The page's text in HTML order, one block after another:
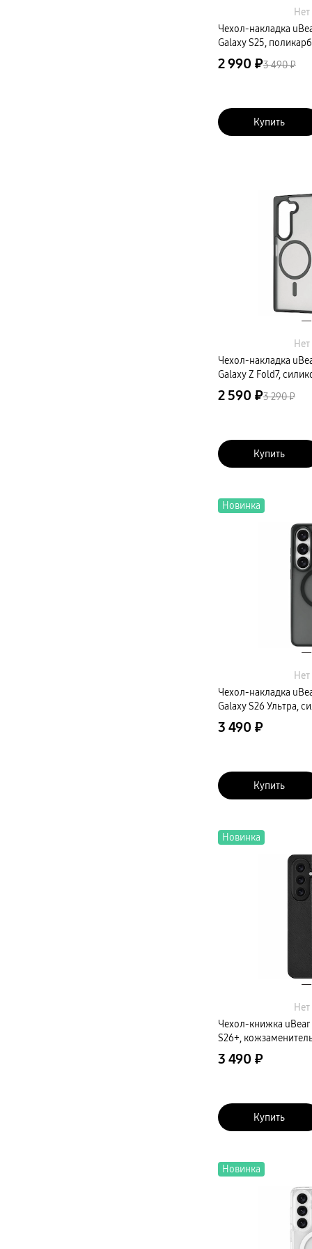
Чехол-накладка
Galaxy S25,
2 990 ₽3 490 ₽
Купить
Чехол-накладка
Galaxy Z Fold7,
2 590 ₽3 290 ₽
Купить
Новинка
Чехол-накладка
Galaxy S26 Ультра,
3 490 ₽
Купить
Новинка
Чехол-книжка uBear
S26+,
3 490 ₽
Купить
Новинка